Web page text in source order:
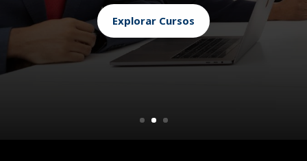
Explorar Cursos